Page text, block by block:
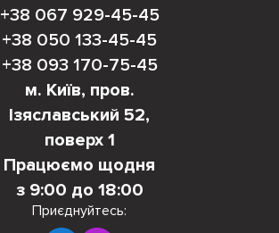
+38 067 929-45-45
+38 050 133-45-45
+38 093 170-75-45
м. Київ, пров.
Ізяславський 52,
поверх 1
Працюємо щодня
з 9:00 до 18:00
Приєднуйтесь: